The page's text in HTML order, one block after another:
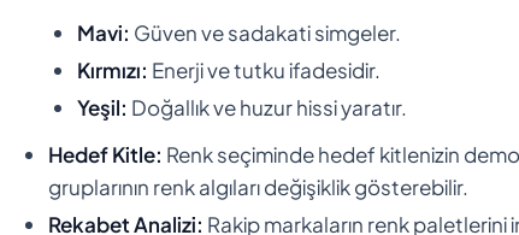
Mavi: Güven ve sadakati simgeler.
Kırmızı: Enerji ve tutku ifadesidir.
Yeşil: Doğallık ve huzur hissi yaratır.
Hedef Kitle: Renk seçiminde hedef kitlenizin
gruplarının renk algıları değişiklik gösterebilir.
Rekabet Analizi: Rakip markaların renk paletlerini